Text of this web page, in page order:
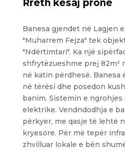
Rreth kësaj prone
Banesa gjendet në Lagjen
"Muharrem Fejza" tek
"Ndërtimtari". Ka një
shfrytëzueshme prej 82m²
në katin përdhesë. Banesa
në tërësi dhe posedon
banim. Sistemin e ngrohjes
elektrike. Vendndodhja e
përkyer, me qasje të lehtë
kryesore. Për më tepër
zhvilluar lokale e bën